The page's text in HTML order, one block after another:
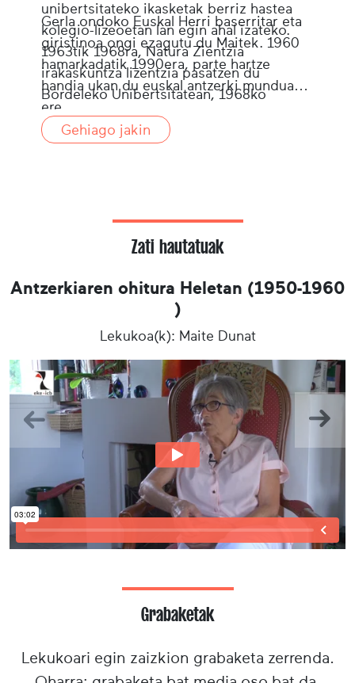
unibertsitateko ikasketak berriz hastea
kolegio-lizeoetan lan egin ahal izateko.
1963tik 1968ra, Natura Zientzia
irakaskuntza lizentzia pasatzen du
Bordeleko Unibertsitatean, 1968ko
sartzea Sauveterreko Notre-Dame
kolegioan abiatzeko. 1969ko udaberritik
1970 hamarkada erditik goiti Donapaleun
bakarrik segitzeko.
Gerla ondoko Euskal Herri baserritar eta
giristinoa ongi ezagutu du Maitek. 1960
hamarkadatik 1990era, parte hartze
handia ukan du euskal antzerki munduan
ere.
Gehiago jakin
Zati hautatuak
Antzerkiaren ohitura Heletan (1950-1960
)
Lekukoa(k): Maite Dunat
Aurrekoa
Grabaketak
Lekukoari egin zaizkion grabaketa zerrenda.